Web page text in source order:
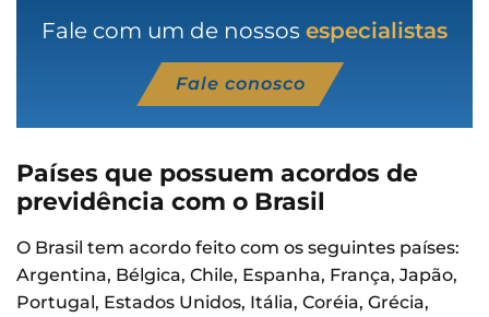
Fale com um de nossos especialistas
Fale conosco
Países que possuem acordos de
previdência com o Brasil
O Brasil tem acordo feito com os seguintes países:
Argentina, Bélgica, Chile, Espanha, França, Japão,
Portugal, Estados Unidos, Itália, Coréia, Grécia,